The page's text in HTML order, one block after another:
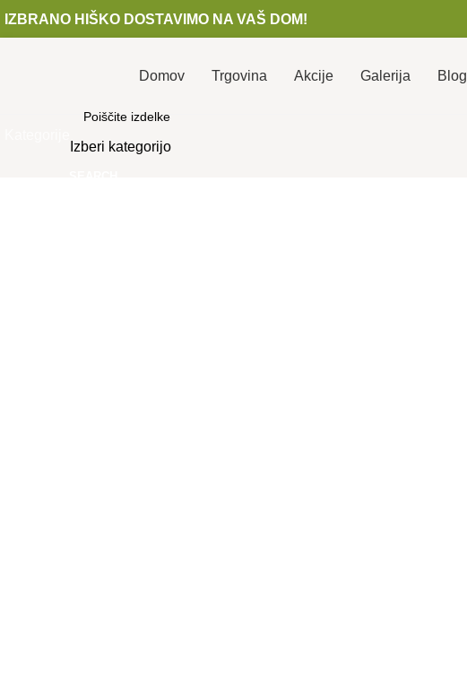
IZBRANO HIŠKO DOSTAVIMO NA VAŠ DOM!
Domov Trgovina Akcije Galerija Blog
Izberi kategorijo